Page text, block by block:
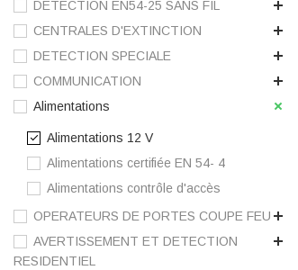
DETECTION EN54-25 SANS FIL
CENTRALES D'EXTINCTION
DETECTION SPECIALE
COMMUNICATION
Alimentations
Alimentations 12 V
Alimentations certifiée EN 54- 4
Alimentations contrôle d'accès
OPERATEURS DE PORTES COUPE FEU
AVERTISSEMENT ET DETECTION
RESIDENTIEL